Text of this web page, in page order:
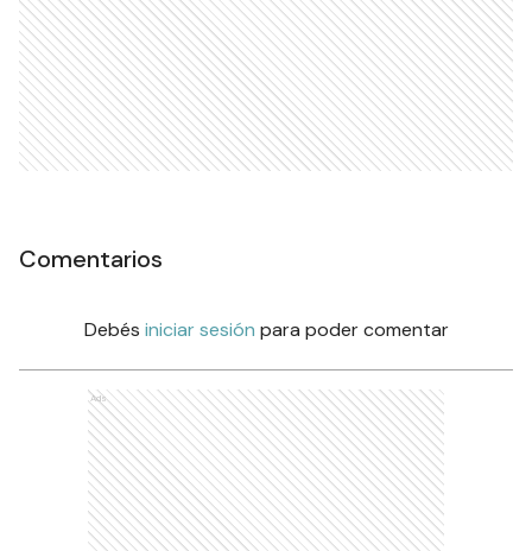
Comentarios
Debés iniciar sesión para poder comentar
Ads